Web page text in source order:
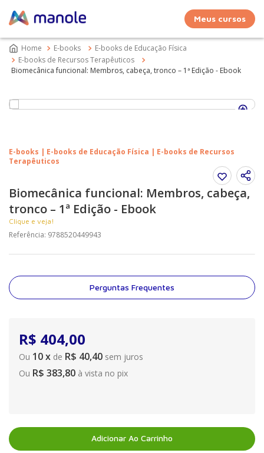
Meus cursos
E-books
E-books de Educação Física
E-books de Recursos Terapêuticos
Biomecânica funcional: Membros, cabeça, tronco – 1ª Edição - Ebook
E-books | E-books de Educação Física | E-books de Recursos
Terapêuticos
Biomecânica funcional: Membros, cabeça,
tronco – 1ª Edição - Ebook
Clique e veja!
Referência: 9788520449943
Perguntas Frequentes
R$ 404,00
Ou 10x de R$ 40,40 sem juros
Ou R$ 383,80 à vista no pix
Adicionar Ao Carrinho